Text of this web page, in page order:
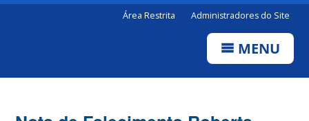
Área Restrita Administradores do Site
MENU